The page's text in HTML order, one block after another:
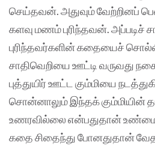
செய்தவன். அதுவும்
களவு மணம் புரிந்தவன். அப்படிச்
புரிந்தவர்களின் கதையைச்
சாதிவெறியை ஊட்டி வருவது
புத்துயிர் ஊட்ட கும்மியை
சொன்னாலும் இந்தக் கும்மியின்
உணரவில்லை என்பதுதான் உண்மை.
கதை சிதைந்து போனதுதான்